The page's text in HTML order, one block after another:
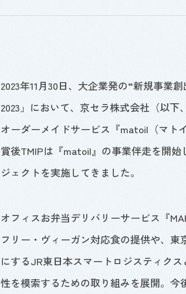
2023年11月30日、大企業発の“新規事業
2023 」において、京セラ株式会社（以
オーダーメイドサービス『matoil （マ
賞後TMIPは『matoil』の事業伴走を開始
ジェクトを実施してきました。
オフィスお弁当デリバリーサービス『
フリー・ヴィーガン対応食の提供や、
にするJR東日本スマートロジスティク
性を模索するための取り組みを展開。